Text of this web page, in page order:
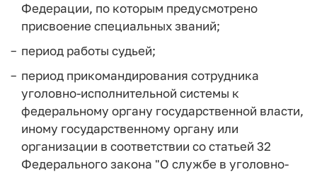
Федерации, по которым предусмотрено
присвоение специальных званий;
период работы судьей;
период прикомандирования сотрудника
уголовно-исполнительной системы к
федеральному органу государственной власти,
иному государственному органу или
организации в соответствии со статьей 32
Федерального закона "О службе в уголовно-